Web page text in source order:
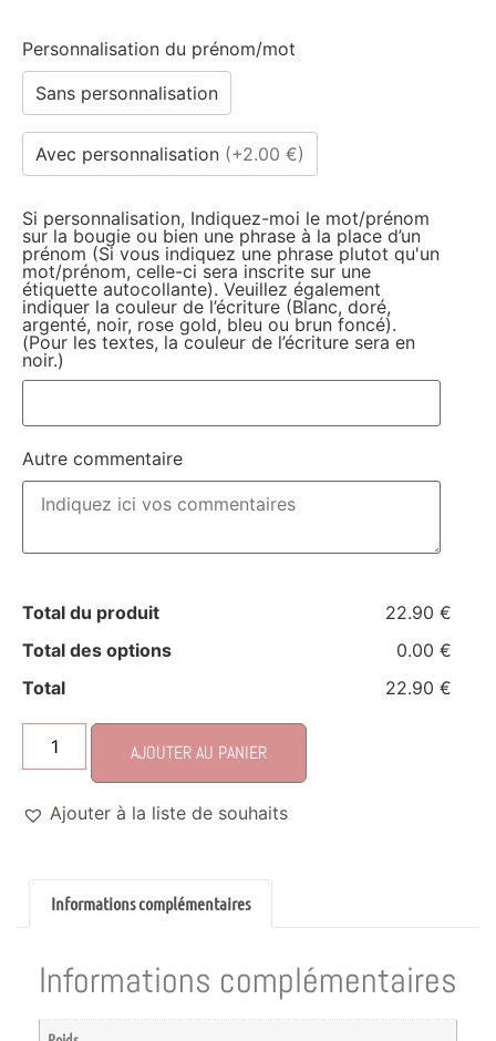
Personnalisation du prénom/mot
Sans personnalisation
Avec personnalisation (+2.00 €)
Si personnalisation, Indiquez-moi le mot/prénom
sur la bougie ou bien une phrase à la place d’un
prénom (Si vous indiquez une phrase plutot qu'un
mot/prénom, celle-ci sera inscrite sur une
étiquette autocollante). Veuillez également
indiquer la couleur de l’écriture (Blanc, doré,
argenté, noir, rose gold, bleu ou brun foncé).
(Pour les textes, la couleur de l’écriture sera en
noir.)
Autre commentaire
Total du produit
22.90 €
Total des options
0.00 €
Total
22.90 €
AJOUTER AU PANIER
Ajouter à la liste de souhaits
Informations complémentaires
Informations complémentaires